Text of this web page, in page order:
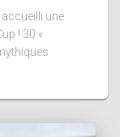
une
! 30 «